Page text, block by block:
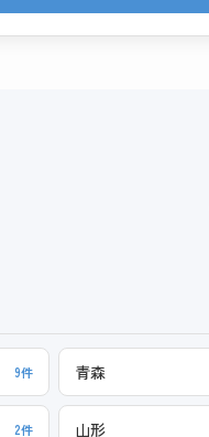
9件 青森
2件 山形